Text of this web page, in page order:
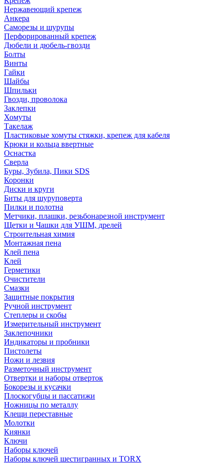
Нержавеющий крепеж
Анкера
Саморезы и шурупы
Перфорированный крепеж
Дюбели и дюбель-гвозди
Болты
Винты
Гайки
Шайбы
Шпильки
Гвозди, проволока
Заклепки
Хомуты
Такелаж
Пластиковые хомуты стяжки, крепеж для кабеля
Крюки и кольца ввертные
Оснастка
Сверла
Буры, Зубила, Пики SDS
Коронки
Диски и круги
Биты для шуруповерта
Пилки и полотна
Метчики, плашки, резьбонарезной инструмент
Щетки и Чашки для УШМ, дрелей
Строительная химия
Монтажная пена
Клей пена
Клей
Герметики
Очистители
Смазки
Защитные покрытия
Ручной инструмент
Степлеры и скобы
Измерительный инструмент
Заклепочники
Индикаторы и пробники
Пистолеты
Ножи и лезвия
Разметочный инструмент
Отвертки и наборы отверток
Бокорезы и кусачки
Плоскогубцы и пассатижи
Ножницы по металлу
Клещи переставные
Молотки
Киянки
Ключи
Наборы ключей
Наборы ключей шестигранных и TORX